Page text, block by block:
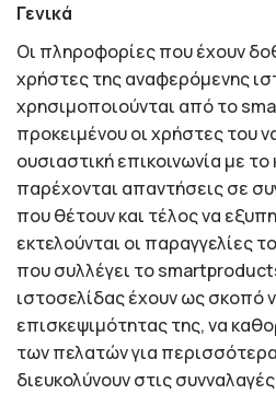
Γενικά
Οι πληροφορίες που έχουν
χρήστες της αναφερόμενης
χρησιμοποιούνται από το
προκειμένου οι χρήστες του
ουσιαστική επικοινωνία με
παρέχονται απαντήσεις σε
που θέτουν και τέλος να
εκτελούνται οι παραγγελίες
που συλλέγει το
ιστοσελίδας έχουν ως σκοπό
επισκεψιμότητας της, να
των πελατών για
διευκολύνουν στις